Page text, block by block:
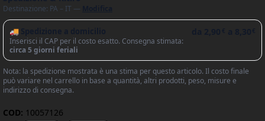
Destinazione: PA – IT —
🚚 Spedizione a domicilio
Inserisci il CAP per il costo esatto. Consegna stimata:
circa 5 giorni feriali
Nota: la spedizione mostrata è una stima per questo articolo. Il costo finale
può variare nel carrello in base a quantità, altri prodotti, peso, misure e
indirizzo di consegna.
COD: 10057126